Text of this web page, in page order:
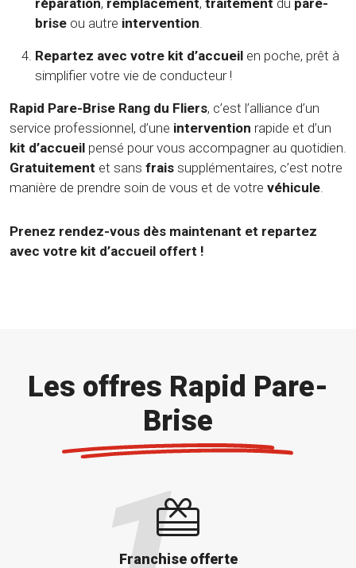
réparation, remplacement, traitement du pare-
brise ou autre intervention.
Repartez avec votre kit d’accueil en poche, prêt à
simplifier votre vie de conducteur !
Rapid Pare-Brise Rang du Fliers, c’est l’alliance d’un
service professionnel, d’une intervention rapide et d’un
kit d’accueil pensé pour vous accompagner au quotidien.
Gratuitement et sans frais supplémentaires, c’est notre
manière de prendre soin de vous et de votre véhicule.
Prenez rendez-vous dès maintenant et repartez
avec votre kit d’accueil offert !
Les offres Rapid Pare-
Brise
Franchise offerte